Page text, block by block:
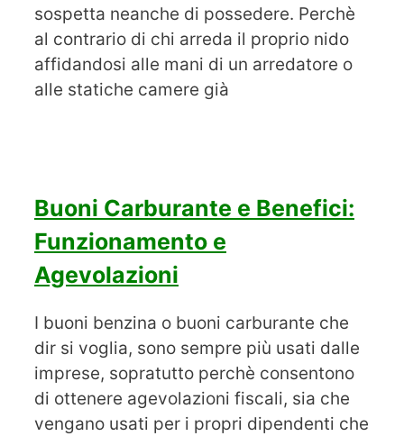
sospetta neanche di possedere. Perchè
al contrario di chi arreda il proprio nido
affidandosi alle mani di un arredatore o
alle statiche camere già
Buoni Carburante e Benefici:
Funzionamento e
Agevolazioni
I buoni benzina o buoni carburante che
dir si voglia, sono sempre più usati dalle
imprese, sopratutto perchè consentono
di ottenere agevolazioni fiscali, sia che
vengano usati per i propri dipendenti che